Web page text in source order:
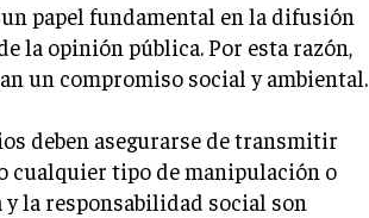
papel fundamental en la difusión
la opinión pública. Por esta razón,
un compromiso social y ambiental.
deben asegurarse de transmitir
cualquier tipo de manipulación o
la responsabilidad social son